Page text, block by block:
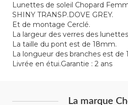
Lunettes de soleil Chopard
SHINY TRANSP.DOVE GREY.
Et de montage Cerclé.
La largeur des verres des
La taille du pont est de 18mm.
La longueur des branches est de
Livrée en étui.Garantie : 2 ans
La marque